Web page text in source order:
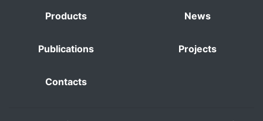
Products News
Publications Projects
Contacts